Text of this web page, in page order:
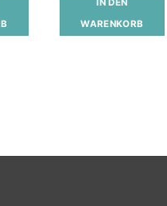
€
IN DEN
WARENKORB